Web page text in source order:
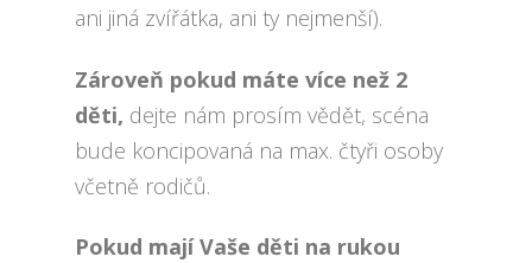
ani jiná zvířátka, ani ty nejmenší).
Zároveň pokud máte více než 2
děti, dejte nám prosím vědět, scéna
bude koncipovaná na max. čtyři osoby
včetně rodičů.
Pokud mají Vaše děti na rukou